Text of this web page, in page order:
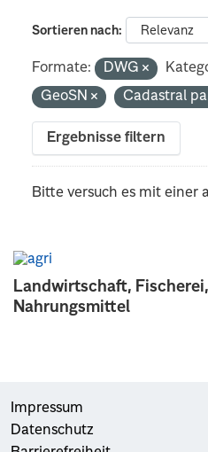
Landwirtschaft,
Nahrungsmittel
Sortieren nach
Formate: DWG
GeoSN
Cadastral
Ergebnisse filtern
Bitte versuch es mit einer
Impressum
Datenschutz